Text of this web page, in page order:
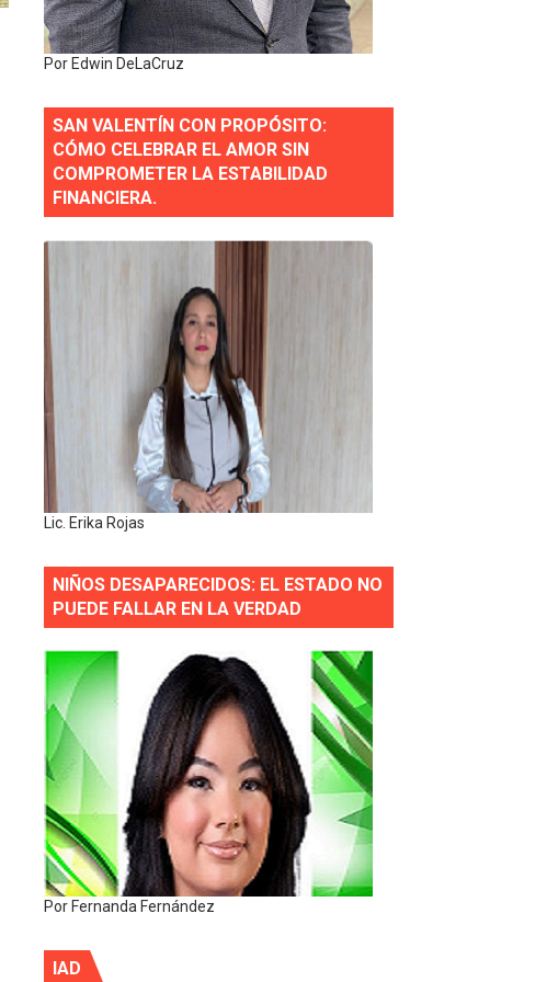
acogerse a normas éticas y ser garante de los derechos de
Estratégica para Impulsar el Desarrollo de Santo
el de Historia 2025
para fortalecer el diálogo social y el trabajo decente
Por Edwin DeLaCruz
SAN VALENTÍN CON PROPÓSITO:
CÓMO CELEBRAR EL AMOR SIN
COMPROMETER LA ESTABILIDAD
FINANCIERA.
Lic. Erika Rojas
NIÑOS DESAPARECIDOS: EL ESTADO NO
PUEDE FALLAR EN LA VERDAD
Por Fernanda Fernández
IAD